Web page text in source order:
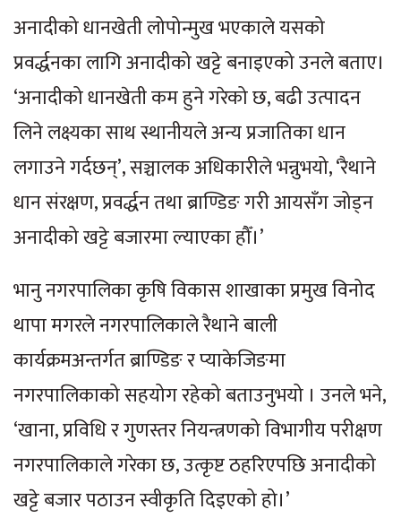
अनादीको धानखेती लोपोन्मुख भएकाले यसको
प्रवर्द्धनका लागि अनादीको खट्टे बनाइएको उनले बताए।
‘अनादीको धानखेती कम हुने गरेको छ, बढी उत्पादन
लिने लक्ष्यका साथ स्थानीयले अन्य प्रजातिका धान
लगाउने गर्दछन्’, सञ्चालक अधिकारीले भन्नुभयो, ‘रैथाने
धान संरक्षण, प्रवर्द्धन तथा ब्राण्डिङ गरी आयसँग जोड्न
अनादीको खट्टे बजारमा ल्याएका हौँ।’
भानु नगरपालिका कृषि विकास शाखाका प्रमुख विनोद
थापा मगरले नगरपालिकाले रैथाने बाली
कार्यक्रमअन्तर्गत ब्राण्डिङ र प्याकेजिङमा
नगरपालिकाको सहयोग रहेको बताउनुभयो । उनले भने,
‘खाना, प्रविधि र गुणस्तर नियन्त्रणको विभागीय परीक्षण
नगरपालिकाले गरेका छ, उत्कृष्ट ठहरिएपछि अनादीको
खट्टे बजार पठाउन स्वीकृति दिइएको हो।’